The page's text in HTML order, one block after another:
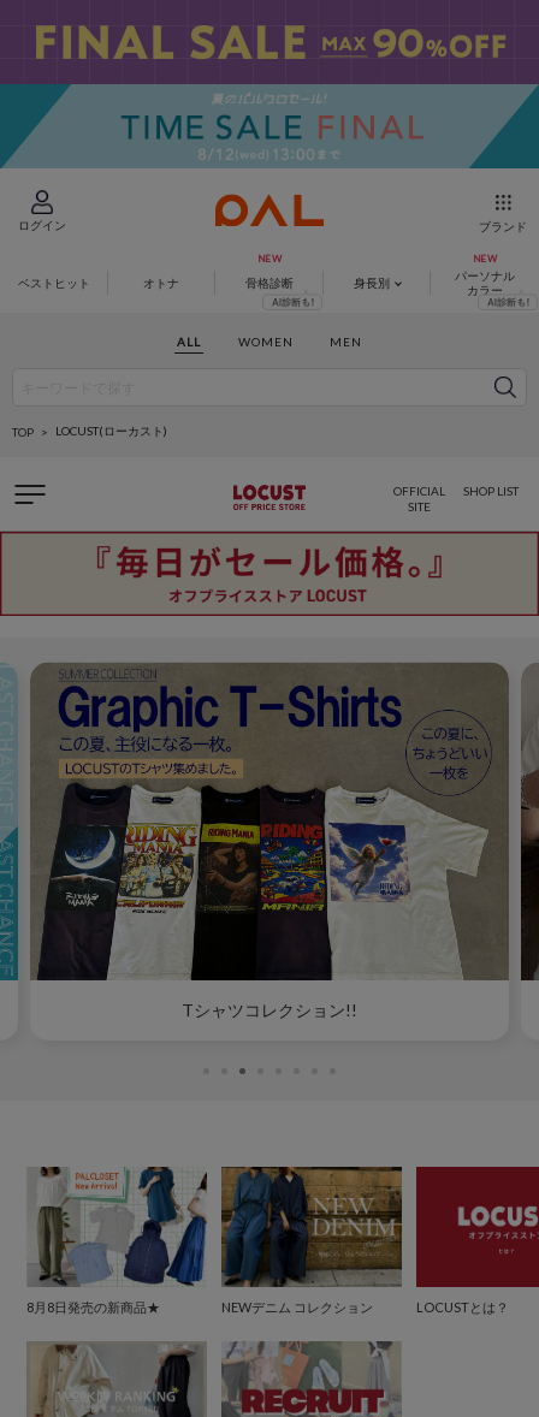
ログイン ブランド
ベストヒット オトナ 骨格診断 身長別
パーソナル
カラー
ALL WOMEN MEN
TOP LOCUST(ローカスト)
OFFICIAL
SITE
SHOP LIST
Tシャツコレクション!!
8月8日発売の新商品★ NEWデニム コレクション LOCUSTとは？